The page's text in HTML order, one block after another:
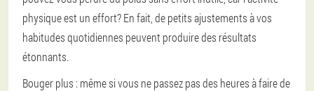
physique est un effort? En fait, de petits ajustements à vos
habitudes quotidiennes peuvent produire des résultats
étonnants.
Bouger plus : même si vous ne passez pas des heures à faire de